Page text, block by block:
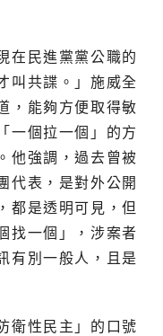
在民進黨黨公職的
叫共諜。」施威全
，能夠方便取得敏
一個拉一個」的方
他強調，過去曾被
代表，是對外公開
都是透明可見，但
找一個」，涉案者
有別一般人，且是
衛性民主」的口號